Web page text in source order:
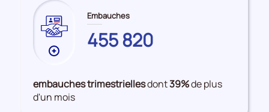
Plus
données
sur
les
Embauches
PAYS
DE
455 820
embauches trimestriellesdont39%de plus
d'un mois